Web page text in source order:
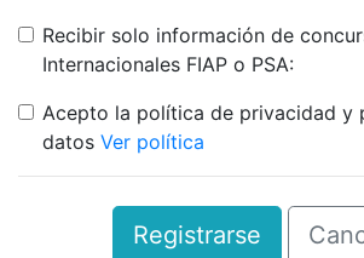
Recibir solo información de
Internacionales FIAP o PSA:
Acepto la política de privacidad y
datos Ver política
Registrarse